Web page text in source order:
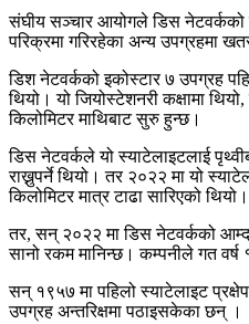
संघीय सञ्चार आयोगले डिस नेटवर्कको
परिक्रमा गरिरहेका अन्य उपग्रहमा
डिश नेटवर्कको इकोस्टार ७ उपग्रह
थियो। यो जियोस्टेशनरी कक्षामा
किलोमिटर माथिबाट सुरु हुन्छ।
डिस नेटवर्कले यो स्याटेलाइटलाई
राख्नुपर्ने थियो। तर २०२२ मा यो
किलोमिटर मात्र टाढा सारिएको थियो।
तर, सन् २०२२ मा डिस नेटवर्कको
सानो रकम मानिन्छ। कम्पनीले गत
सन् १९५७ मा पहिलो स्याटेलाइट
उपग्रह अन्तरिक्षमा पठाइसकेका छन् ।